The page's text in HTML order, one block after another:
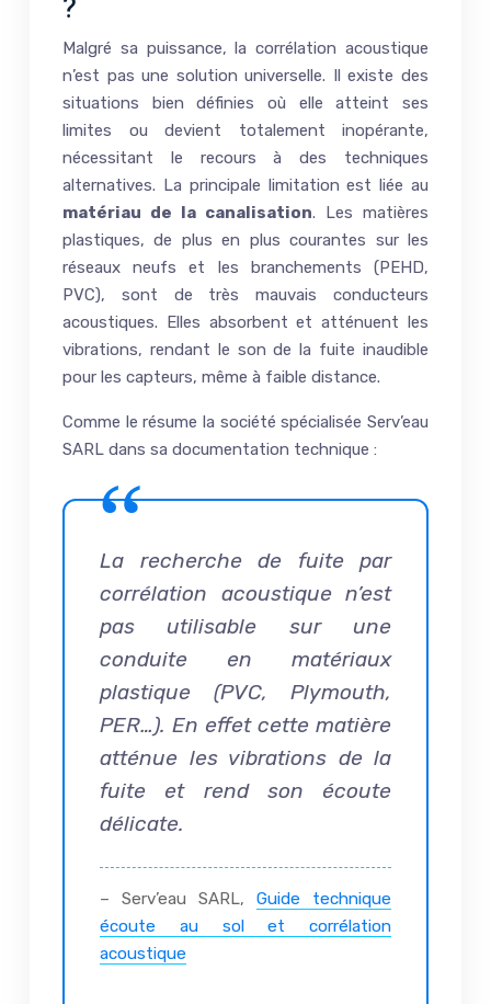
?
Malgré sa puissance, la corrélation acoustique
n’est pas une solution universelle. Il existe des
situations bien définies où elle atteint ses
limites ou devient totalement inopérante,
nécessitant le recours à des techniques
alternatives. La principale limitation est liée au
matériau de la canalisation. Les matières
plastiques, de plus en plus courantes sur les
réseaux neufs et les branchements (PEHD,
PVC), sont de très mauvais conducteurs
acoustiques. Elles absorbent et atténuent les
vibrations, rendant le son de la fuite inaudible
pour les capteurs, même à faible distance.
Comme le résume la société spécialisée Serv’eau
SARL dans sa documentation technique :
La recherche de fuite par
corrélation acoustique n’est
pas utilisable sur une
conduite en matériaux
plastique (PVC, Plymouth,
PER…). En effet cette matière
atténue les vibrations de la
fuite et rend son écoute
délicate.
– Serv’eau SARL, Guide technique
écoute au sol et corrélation
acoustique